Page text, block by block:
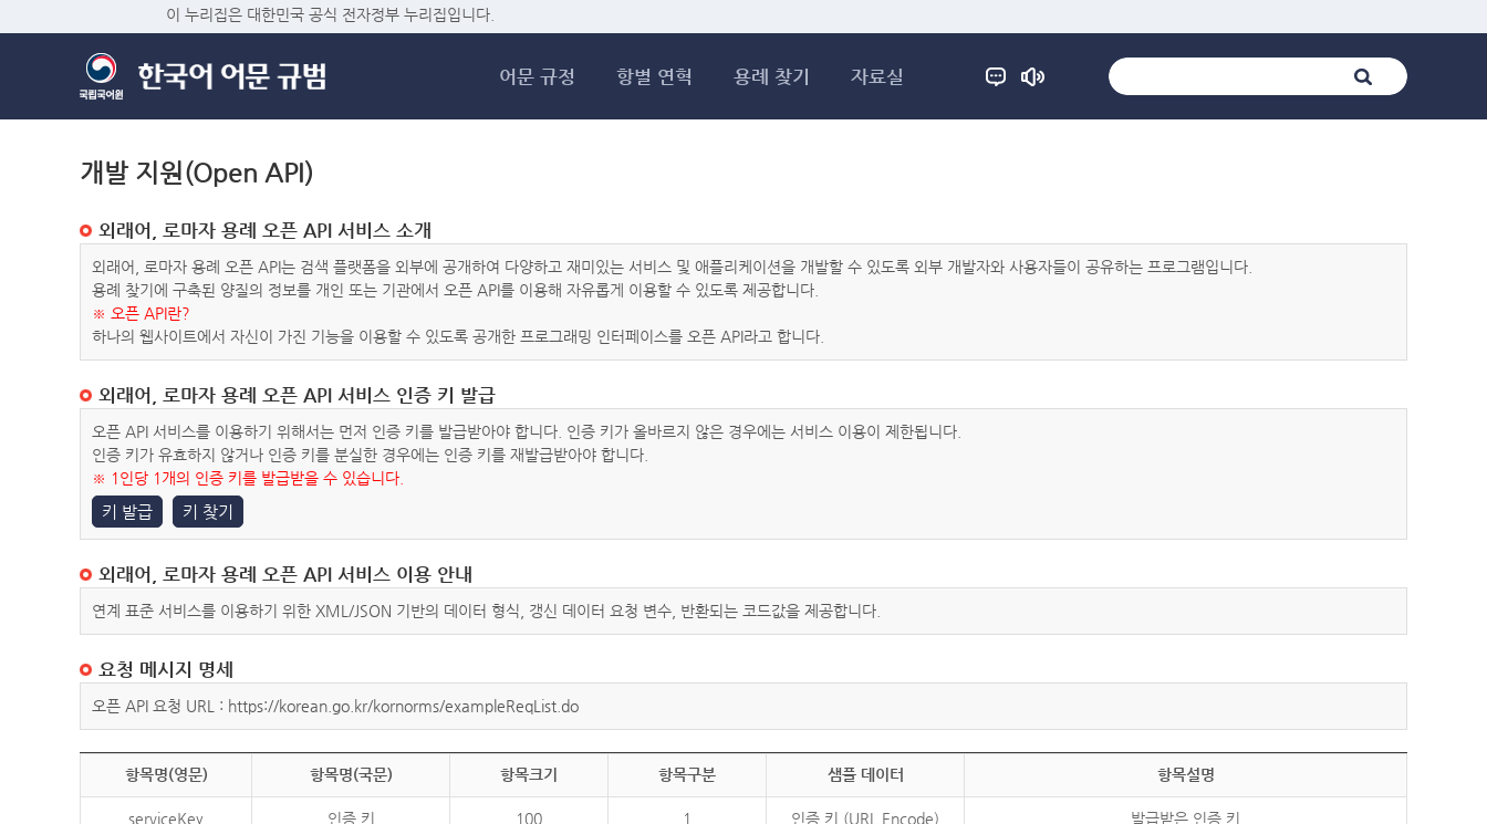
이 누리집은 대한민국 공식 전자정부 누리집입니다.
어문 규정 항별 연혁 용례 찾기 자료실
개발 지원(Open API)
외래어, 로마자 용례 오픈 API 서비스 소개
외래어, 로마자 용례 오픈 API는 검색 플랫폼을 외부에 공개하여 다양하고 재미있는 서비스 및 애플리케이션을 개발할 수 있도록 외부 개발자와 사용자들이 공유하는 프로그램입니다.
용례 찾기에 구축된 양질의 정보를 개인 또는 기관에서 오픈 API를 이용해 자유롭게 이용할 수 있도록 제공합니다.
※ 오픈 API란?
하나의 웹사이트에서 자신이 가진 기능을 이용할 수 있도록 공개한 프로그래밍 인터페이스를 오픈 API라고 합니다.
외래어, 로마자 용례 오픈 API 서비스 인증 키 발급
오픈 API 서비스를 이용하기 위해서는 먼저 인증 키를 발급받아야 합니다. 인증 키가 올바르지 않은 경우에는 서비스 이용이 제한됩니다.
인증 키가 유효하지 않거나 인증 키를 분실한 경우에는 인증 키를 재발급받아야 합니다.
※ 1인당 1개의 인증 키를 발급받을 수 있습니다.
키 발급 키 찾기
외래어, 로마자 용례 오픈 API 서비스 이용 안내
연계 표준 서비스를 이용하기 위한 XML/JSON 기반의 데이터 형식, 갱신 데이터 요청 변수, 반환되는 코드값을 제공합니다.
요청 메시지 명세
오픈 API 요청 URL : https://korean.go.kr/kornorms/exampleReqList.do
항목명(영문) 항목명(국문) 항목크기 항목구분 샘플 데이터 항목설명
serviceKey 인증 키 100 1 인증 키 (URL Encode) 발급받은 인증 키